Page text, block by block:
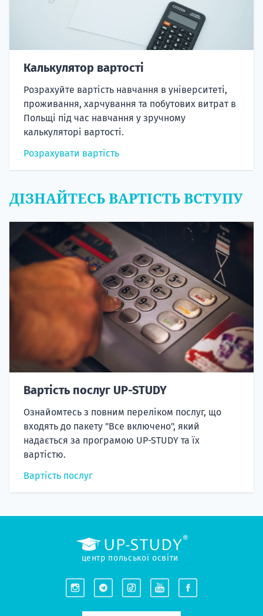
Калькулятор вартості
Розрахуйте вартість навчання в університеті,
проживання, харчування та побутових витрат в
Польщі під час навчання у зручному
калькуляторі вартості.
Розрахувати вартість
ДІЗНАЙТЕСЬ ВАРТІСТЬ ВСТУПУ
Вартість послуг UP-STUDY
Ознайомтесь з повним переліком послуг, що
входять до пакету "Все включено", який
надається за програмою UP-STUDY та їх
вартістю.
Вартість послуг
центр польської освіти